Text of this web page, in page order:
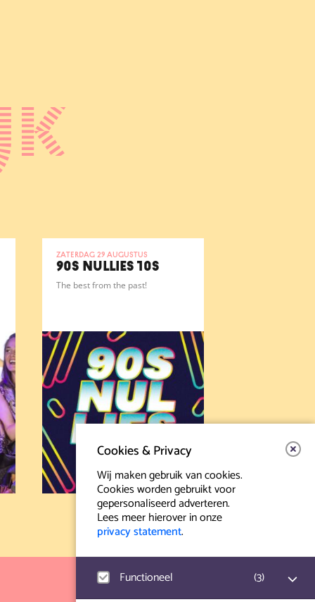
zaterdag 29 augustus
90S NULLIES 10S
The best from the past!
Contact & Route
Cookies & Privacy
Wij maken gebruik van cookies.
Cookies worden gebruikt voor
gepersonaliseerd adverteren.
Lees meer hierover in onze
privacy statement.
Functioneel (3)